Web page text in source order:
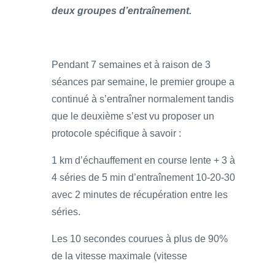
deux groupes d’entraînement.
Pendant 7 semaines et à raison de 3
séances par semaine, le premier groupe a
continué à s’entraîner normalement tandis
que le deuxième s’est vu proposer un
protocole spécifique à savoir :
1 km d’échauffement en course lente + 3 à
4 séries de 5 min d’entraînement 10-20-30
avec 2 minutes de récupération entre les
séries.
Les 10 secondes courues à plus de 90%
de la vitesse maximale (vitesse